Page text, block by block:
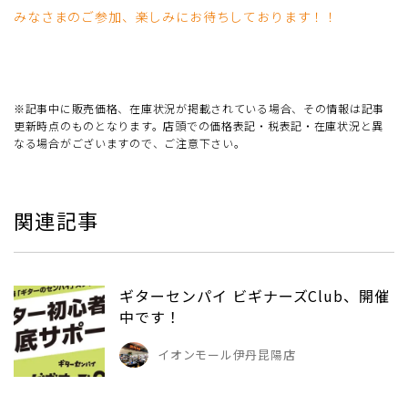
みなさまのご参加、楽しみにお待ちしております！！
※記事中に販売価格、在庫状況が掲載されている場合、その情報は記事
更新時点のものとなります。店頭での価格表記・税表記・在庫状況と異
なる場合がございますので、ご注意下さい。
関連記事
ギターセンパイ ビギナーズClub、開催
中です！
イオンモール伊丹昆陽店